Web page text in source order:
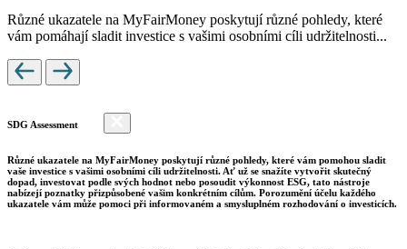
Různé ukazatele na MyFairMoney poskytují různé pohledy, které
vám pomáhají sladit investice s vašimi osobními cíli udržitelnosti...
SDG Assessment
Různé ukazatele na MyFairMoney poskytují různé pohledy, které vám pomohou sladit
vaše investice s vašimi osobními cíli udržitelnosti. Ať už se snažíte vytvořit skutečný
dopad, investovat podle svých hodnot nebo posoudit výkonnost ESG, tato nástroje
nabízejí poznatky přizpůsobené vašim konkrétním cílům. Porozumění účelu každého
ukazatele vám může pomoci při informovaném a smysluplném rozhodování o investicích.